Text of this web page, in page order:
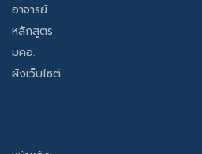
อาจารย์
หลักสูตร
มคอ.
ผังเว็บไซต์